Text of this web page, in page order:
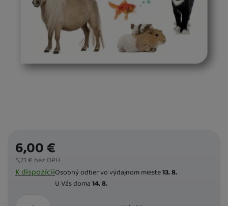
Dostupnost
K dispozíciiOsobný odber vo výdajnom mieste13. 8.
U Vás doma14. 8.
6,00€
5,71€ bez DPH